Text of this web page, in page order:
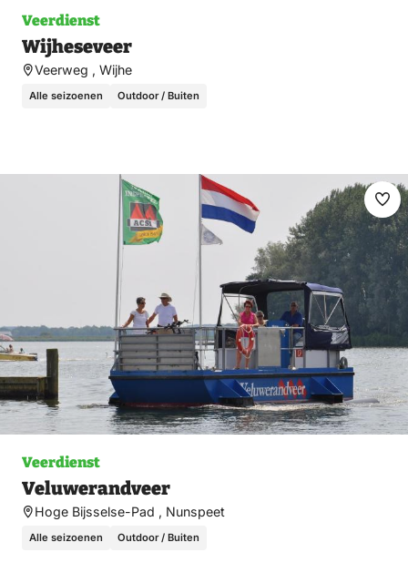
Veerdienst
Wijheseveer
Veerweg , Wijhe
Alle seizoenen Outdoor / Buiten
Veerdienst
Veluwerandveer
Hoge Bijsselse-Pad , Nunspeet
Alle seizoenen Outdoor / Buiten